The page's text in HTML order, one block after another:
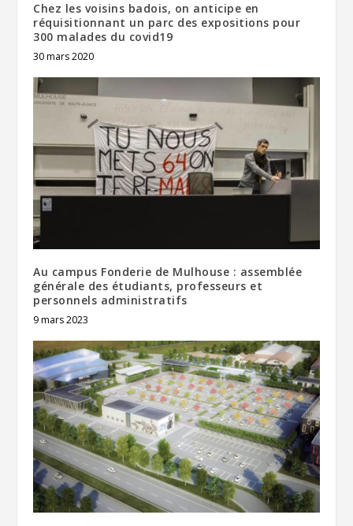
Chez les voisins badois, on anticipe en
réquisitionnant un parc des expositions pour
300 malades du covid19
30 mars 2020
Au campus Fonderie de Mulhouse : assemblée
générale des étudiants, professeurs et
personnels administratifs
9 mars 2023